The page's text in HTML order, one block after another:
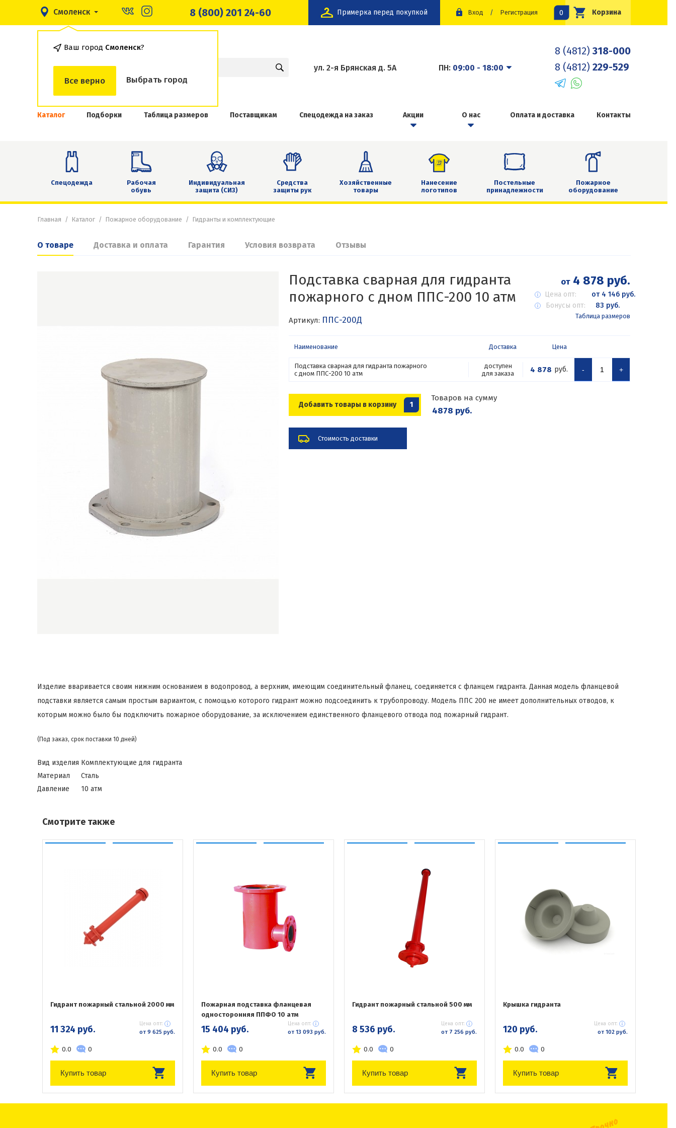
Смоленск
Ваш город Смоленск?
Все верно Выбрать город
8 (800) 201 24-60 Примерка перед покупкой Вход / Регистрация Корзина
0
ул. 2-я Брянская д. 5А ПН: 09:00 - 18:00
8 (4812) 318-000
8 (4812) 229-529
Каталог Подборки Таблица размеров Поставщикам Спецодежда на заказ Акции О нас Оплата и доставка Контакты
Спецодежда
Рабочая
обувь
Индивидуальная
защита (СИЗ)
Средства
защиты рук
Хозяйственные
товары
Нанесение
логотипов
Постельные
принадлежности
Пожарное
оборудование
Главная Каталог Пожарное оборудование Гидранты и комплектующие
О товаре Доставка и оплата Гарантия Условия возврата Отзывы
Подставка сварная для гидранта
пожарного с дном ППС-200 10 атм
Артикул: ППС-200Д
от4 878 руб.
Цена опт:
от 4 146 руб.
Бонусы опт:
83 руб.
Таблица размеров
Наименование Доставка Цена
Подставка сварная для гидранта пожарного
с дном ППС-200 10 атм
доступен
для заказа
4 878 руб. - +
Добавить товары в корзину 1
Товаров на сумму
4878 руб.
Стоимость доставки
Изделие вваривается своим нижним основанием в водопровод, а верхним, имеющим соединительный фланец, соединяется с фланцем гидранта. Данная модель фланцевой
подставки является самым простым вариантом, с помощью которого гидрант можно подсоединить к трубопроводу. Модель ППС 200 не имеет дополнительных отводов, к
которым можно было бы подключить пожарное оборудование, за исключением единственного фланцевого отвода под пожарный гидрант.
(Под заказ, срок поставки 10 дней)
Вид изделия Комплектующие для гидранта
Материал
Сталь
Давление
10 атм
Смотрите также
Гидрант пожарный стальной 2000 мм
11 324 руб. Цена опт:
от 9 625 руб.
0.0 0
Купить товар
Пожарная подставка фланцевая
односторонняя ППФО 10 атм
15 404 руб. Цена опт:
от 13 093 руб.
0.0 0
Купить товар
Гидрант пожарный стальной 500 мм
8 536 руб. Цена опт:
от 7 256 руб.
0.0 0
Купить товар
Крышка гидранта
120 руб. Цена опт:
от 102 руб.
0.0 0
Купить товар